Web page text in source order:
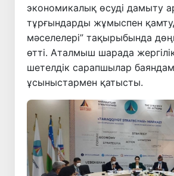
экономикалық өсуді дамыту
тұрғындарды жұмыспен
мәселелері” тақырыбында
өтті. Аталмыш шарада
шетелдік сарапшылар
ұсыныстармен қатысты.